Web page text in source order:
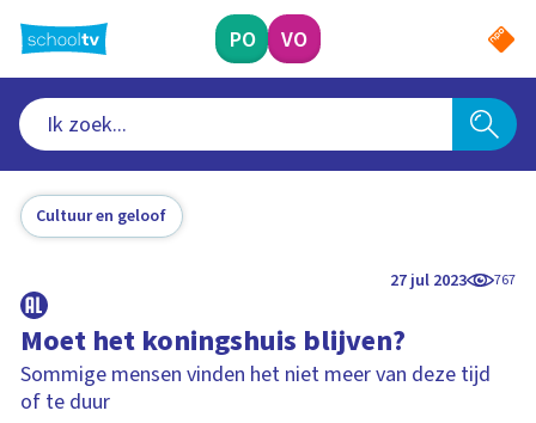
naar
hoofdinhoud
PO VO
Cultuur en geloof
27 jul 2023 767
Moet het koningshuis blijven?
Sommige mensen vinden het niet meer van deze tijd
of te duur